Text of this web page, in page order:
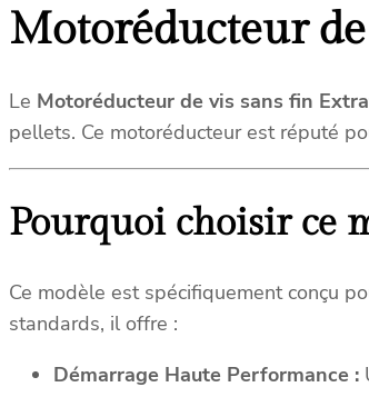
Motoréducteur
Le Motoréducteur de vis sans fin
pellets. Ce motoréducteur est réputé
Pourquoi choisir ce
Ce modèle est spécifiquement conçu
standards, il offre :
Démarrage Haute Performance :